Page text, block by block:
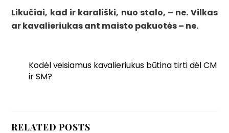
Likučiai, kad ir karališki, nuo stalo, – ne. Vilkas
ar kavalieriukas ant maisto pakuotės – ne.
Kodėl veisiamus kavalieriukus būtina tirti dėl CM
ir SM?
RELATED POSTS